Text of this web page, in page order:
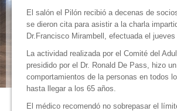
El salón el Pilón recibió a decenas de
se dieron cita para asistir a la charla
Dr.Francisco Mirambell, efectuada el
La actividad realizada por el Comité del
presidido por el Dr. Ronald De Pass, hizo
comportamientos de la personas en todos
hasta llegar a los 65 años.
El médico recomendó no sobrepasar el